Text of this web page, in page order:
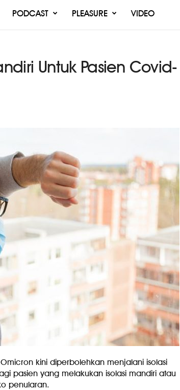
PODCAST PLEASURE VIDEO
Untuk Pasien Covid-
kini diperbolehkan menjalani isolasi
pasien yang melakukan isolasi mandiri atau
penularan.